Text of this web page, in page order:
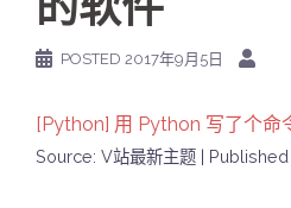
POSTED 2017年9月5日
[Python] 用 Python 写了个命
Source: V站最新主题